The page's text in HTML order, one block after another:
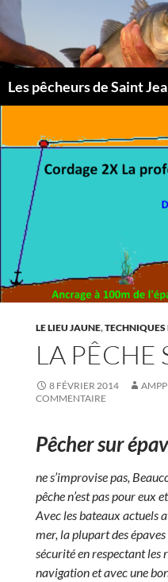
au
contenu
Les pêcheurs de Saint
LE LIEU JAUNE,TECHNIQUES
LA PÊCHE
8 FÉVRIER 2014
COMMENTAIRE
Pêcher sur
ne s’improvise pas,
pêche n’est pas pour eux
Avec les bateaux actuels
mer, la plupart des
sécurité en respectant les
navigation et avec une